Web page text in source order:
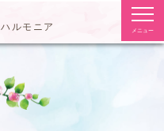
ハルモニア メニュー